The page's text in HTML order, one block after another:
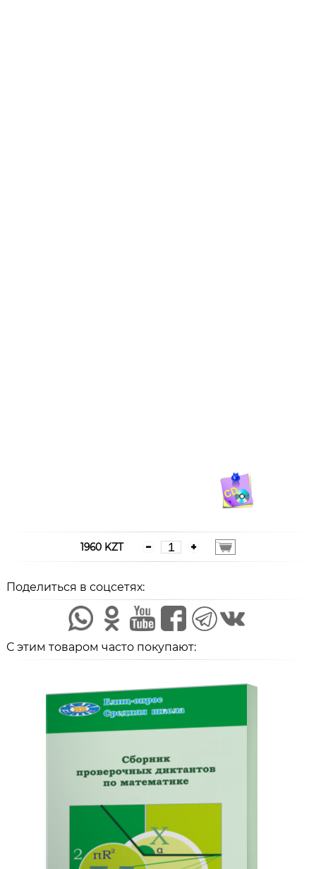
1960 KZT
Поделиться в соцсетях:
С этим товаром часто покупают: